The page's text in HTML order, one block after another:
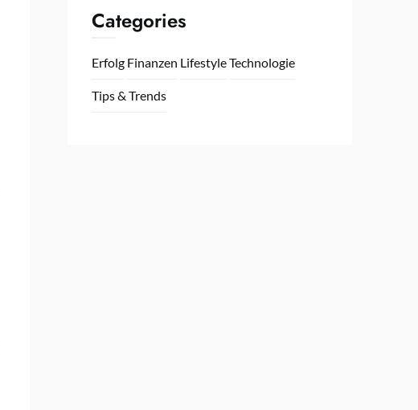
Categories
Erfolg Finanzen LifestyleTechnologie
Tips & Trends